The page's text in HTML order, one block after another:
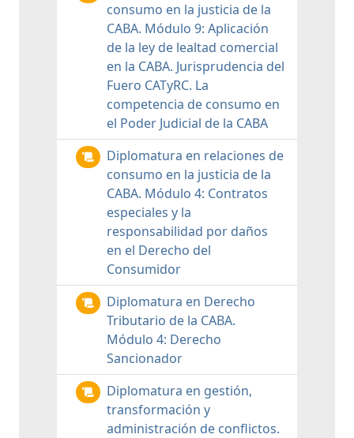
consumo en la justicia de la
CABA. Módulo 9: Aplicación
de la ley de lealtad comercial
en la CABA. Jurisprudencia del
Fuero CATyRC. La
competencia de consumo en
el Poder Judicial de la CABA
Diplomatura en relaciones de
consumo en la justicia de la
CABA. Módulo 4: Contratos
especiales y la
responsabilidad por daños
en el Derecho del
Consumidor
Diplomatura en Derecho
Tributario de la CABA.
Módulo 4: Derecho
Sancionador
Diplomatura en gestión,
transformación y
administración de conflictos.